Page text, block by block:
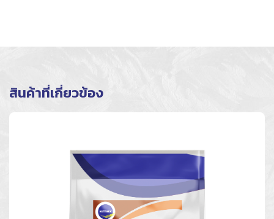
สินค้าที่เกี่ยวข้อง